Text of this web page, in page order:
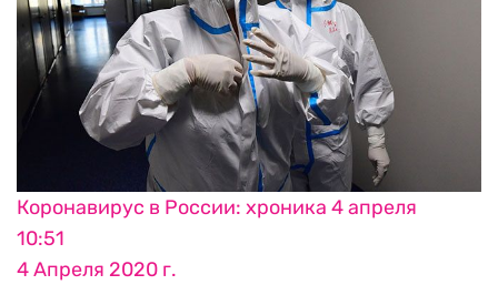
Коронавирус в России: хроника 4 апреля
10:51
4 Апреля 2020 г.